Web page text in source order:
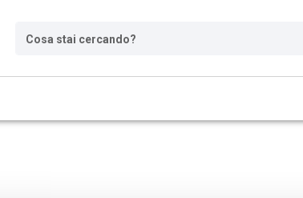
Cosa stai cercando?